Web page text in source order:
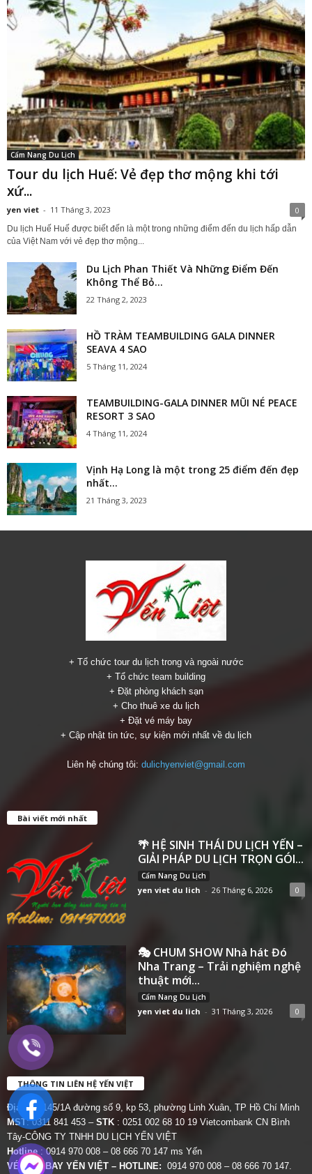
Cẩm Nang Du Lịch
Tour du lịch Huế: Vẻ đẹp thơ mộng khi tới
xứ...
yen viet - 11 Tháng 3, 2023 0
Du lịch Huế Huế được biết đến là một trong những điểm đến du lịch hấp dẫn
của Việt Nam với vẻ đẹp thơ mộng...
Du Lịch Phan Thiết Và Những Điểm Đến
Không Thể Bỏ...
22 Tháng 2, 2023
HỒ TRÀM TEAMBUILDING GALA DINNER
SEAVA 4 SAO
5 Tháng 11, 2024
TEAMBUILDING-GALA DINNER MŨI NÉ PEACE
RESORT 3 SAO
4 Tháng 11, 2024
Vịnh Hạ Long là một trong 25 điểm đến đẹp
nhất...
21 Tháng 3, 2023
+ Tổ chức tour du lịch trong và ngoài nước
+ Tổ chức team building
+ Đặt phòng khách sạn
+ Cho thuê xe du lịch
+ Đặt vé máy bay
+ Cập nhật tin tức, sự kiện mới nhất về du lịch
Liên hệ chúng tôi: dulichyenviet@gmail.com
Bài viết mới nhất
🌴 HỆ SINH THÁI DU LỊCH YẾN –
GIẢI PHÁP DU LỊCH TRỌN GÓI...
Cẩm Nang Du Lịch
yen viet du lich - 26 Tháng 6, 2026 0
🎭 CHUM SHOW Nhà hát Đó
Nha Trang – Trải nghiệm nghệ
thuật mới...
Cẩm Nang Du Lịch
yen viet du lich - 31 Tháng 3, 2026 0
THÔNG TIN LIÊN HỆ YẾN VIỆT
Địa chỉ:
145/1A đường số 9, kp 53, phường Linh Xuân, TP Hồ Chí Minh
MST: 0311 841 453 – STK : 0251 002 68 10 19 Vietcombank CN Bình
Tây-CÔNG TY TNHH DU LỊCH YẾN VIỆT
Hotline : 0914 970 008 – 08 666 70 147 ms Yến
VÉ MÁY BAY YẾN VIỆT – HOTLINE: 0914 970 008 – 08 666 70 147.